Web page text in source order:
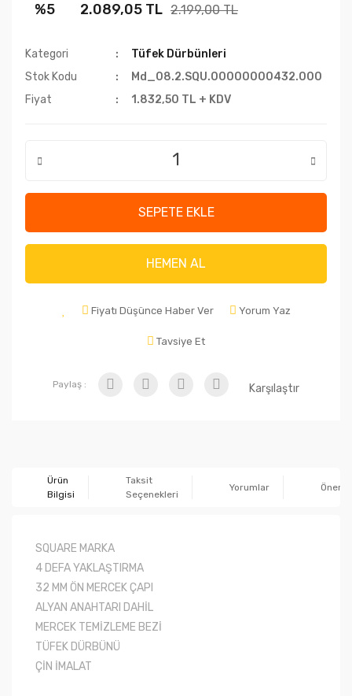
%5 2.089,05 TL 2.199,00 TL
Kategori
Tüfek Dürbünleri
Stok Kodu
Md_08.2.SQU.00000000432.000
Fiyat
1.832,50 TL + KDV
SEPETE EKLE
HEMEN AL
Fiyatı Düşünce Haber Ver Yorum Yaz
Tavsiye Et
Paylaş : Karşılaştır
Ürün
Bilgisi
Taksit
Seçenekleri
Yorumlar
SQUARE MARKA
4 DEFA YAKLAŞTIRMA
32 MM ÖN MERCEK ÇAPI
ALYAN ANAHTARI DAHİL
MERCEK TEMİZLEME BEZİ
TÜFEK DÜRBÜNÜ
ÇİN İMALAT